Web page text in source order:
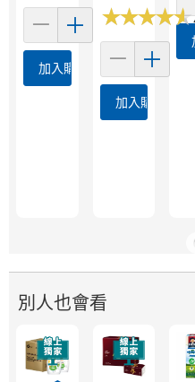
加入購物車
★★★★★
★★★★★
加入購物車
別人也會看